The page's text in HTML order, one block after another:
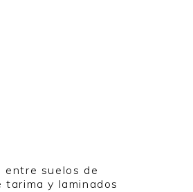
entre suelos de
tarima y laminados